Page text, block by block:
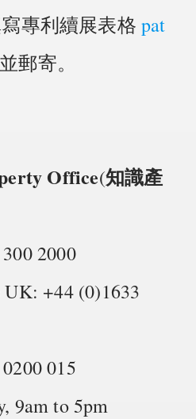
專利續展表格pat
並郵寄。
Office(知識產
2000
+44 (0)1633
015
9am to 5pm